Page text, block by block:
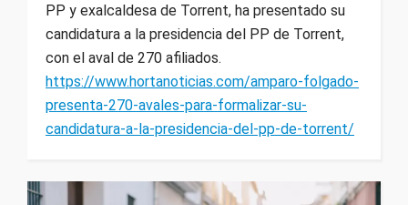
PP y exalcaldesa de Torrent, ha presentado su
candidatura a la presidencia del PP de Torrent,
con el aval de 270 afiliados.
https://www.hortanoticias.com/amparo-folgado-
presenta-270-avales-para-formalizar-su-
candidatura-a-la-presidencia-del-pp-de-torrent/